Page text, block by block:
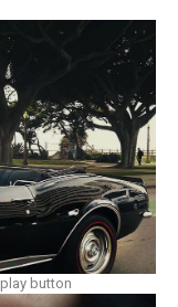
play button